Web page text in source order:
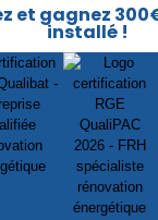
et gagnez
installé !